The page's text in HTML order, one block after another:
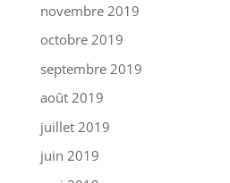
novembre 2019
octobre 2019
septembre 2019
août 2019
juillet 2019
juin 2019